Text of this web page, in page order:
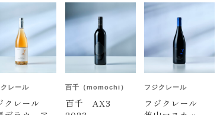
レール
クレール
百千（momochi）
百千 AX3
フジクレール
フジクレール